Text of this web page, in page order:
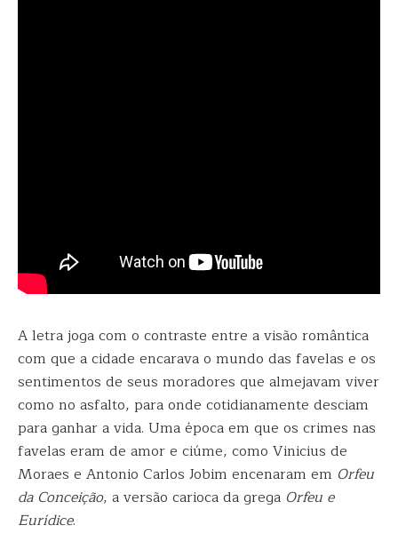
A letra joga com o contraste entre a visão romântica
com que a cidade encarava o mundo das favelas e os
sentimentos de seus moradores que almejavam viver
como no asfalto, para onde cotidianamente desciam
para ganhar a vida. Uma época em que os crimes nas
favelas eram de amor e ciúme, como Vinicius de
Moraes e Antonio Carlos Jobim encenaram em Orfeu
da Conceição, a versão carioca da grega Orfeu e
Eurídice.